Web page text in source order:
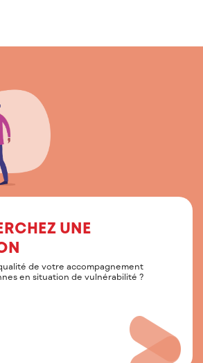
UNE
de votre accompagnement
en situation de vulnérabilité ?